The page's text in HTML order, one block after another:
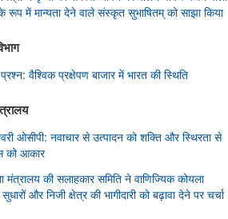
रूप में मान्यता देने वाले संस्कृत सुभाषितम् को साझा किया
वैश्विक प्रक्षेपण बाजार में भारत की स्थिति
ओसीपी: नवाचार से उत्पादन को शक्ति और स्थिरता से
को आकार
मंत्रालय की सलाहकार समिति ने वाणिज्यिक कोयला
और निजी क्षेत्र की भागीदारी को बढ़ावा देने पर चर्चा